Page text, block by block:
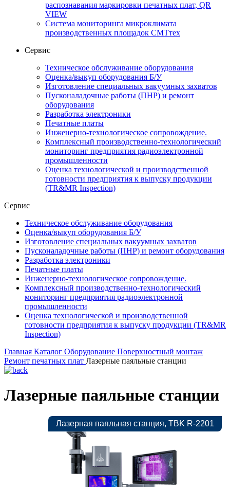
распознавания маркировки печатных плат, QR
VIEW
Система мониторинга микроклимата
производственных площадок СМТтех
Сервис
Техническое обслуживание оборудования
Оценка/выкуп оборудования Б/У
Изготовление специальных вакуумных захватов
Пусконаладочные работы (ПНР) и ремонт
оборудования
Разработка электроники
Печатные платы
Инженерно-технологическое сопровождение.
Комплексный производственно-технологический
мониторинг предприятия радиоэлектронной
промышленности
Оценка технологической и производственной
готовности предприятия к выпуску продукции
(TR&MR Inspection)
Сервис
Техническое обслуживание оборудования
Оценка/выкуп оборудования Б/У
Изготовление специальных вакуумных захватов
Пусконаладочные работы (ПНР) и ремонт оборудования
Разработка электроники
Печатные платы
Инженерно-технологическое сопровождение.
Комплексный производственно-технологический
мониторинг предприятия радиоэлектронной
промышленности
Оценка технологической и производственной
готовности предприятия к выпуску продукции (TR&MR
Inspection)
Главная Каталог Оборудование Поверхностный монтаж
Ремонт печатных плат Лазерные паяльные станции
Лазерные паяльные станции
Лазерная паяльная станция, TBK R-2201